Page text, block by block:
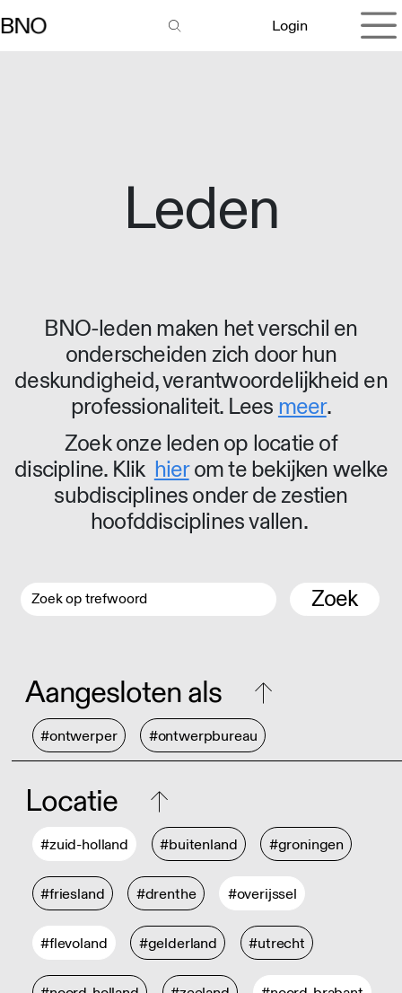
Login
Leden
BNO-leden maken het verschil en
onderscheiden zich door hun
deskundigheid, verantwoordelijkheid en
professionaliteit. Lees meer.
Zoek onze leden op locatie of
discipline. Klik hierom te bekijken welke
subdisciplines onder de zestien
hoofddisciplines vallen.
Zoek
Aangesloten als
#ontwerper #ontwerpbureau
Locatie
#zuid-holland #buitenland #groningen
#friesland #drenthe #overijssel
#flevoland #gelderland #utrecht